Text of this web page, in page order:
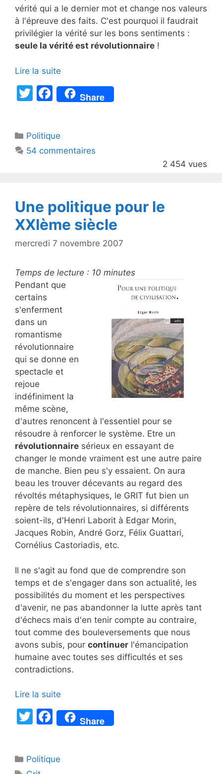
vérité qui a le dernier mot et change nos valeurs
à l'épreuve des faits. C'est pourquoi il faudrait
privilégier la vérité sur les bons sentiments :
seule la vérité est révolutionnaire !
Lire la suite
T
er
F
a
e
b
k
Share
Catégories
Politique
54 commentaires
2 454 vues
Une politique pour le
XXIème siècle
mercredi 7 novembre 2007
Temps de lecture : 10 minutes
Pendant que
certains
s'enferment
dans un
romantisme
révolutionnaire
qui se donne en
spectacle et
rejoue
indéfiniment la
même scène,
d'autres renoncent à l'essentiel pour se
résoudre à renforcer le système. Etre un
révolutionnaire sérieux en essayant de
changer le monde vraiment est une autre paire
de manche. Bien peu s'y essaient. On aura
beau les trouver décevants au regard des
révoltés métaphysiques, le GRIT fut bien un
repère de tels révolutionnaires, si différents
soient-ils, d'Henri Laborit à Edgar Morin,
Jacques Robin, André Gorz, Félix Guattari,
Cornélius Castoriadis, etc.
Il ne s'agit au fond que de comprendre son
temps et de s'engager dans son actualité, les
possibilités du moment et les perspectives
d'avenir, ne pas abandonner la lutte après tant
d'échecs mais d'en tenir compte au contraire,
tout comme des bouleversements que nous
avons subis, pour continuer l'émancipation
humaine avec toutes ses difficultés et ses
contradictions.
Lire la suite
T
er
F
a
e
Share
Catégories
Politique